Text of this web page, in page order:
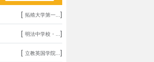
[ 拓殖大学第一... ]
[ 明法中学校・... ]
[ 立教英国学院... ]